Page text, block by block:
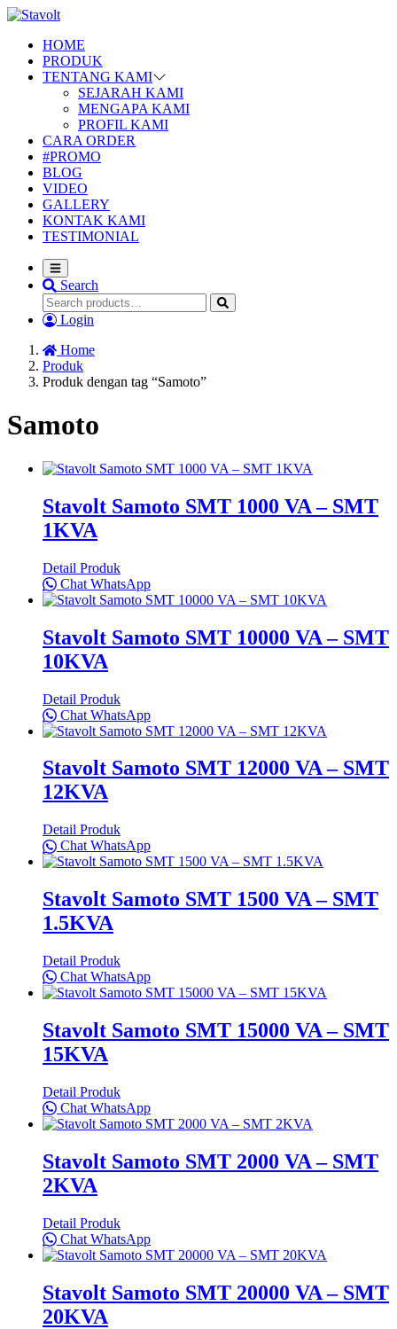
HOME
PRODUK
TENTANG KAMI
SEJARAH KAMI
MENGAPA KAMI
PROFIL KAMI
CARA ORDER
#PROMO
BLOG
VIDEO
GALLERY
KONTAK KAMI
TESTIMONIAL
Search
Login
Home
Produk
Produk dengan tag “Samoto”
Samoto
Stavolt Samoto SMT 1000 VA – SMT
1KVA
Detail Produk
Chat WhatsApp
Stavolt Samoto SMT 10000 VA – SMT
10KVA
Detail Produk
Chat WhatsApp
Stavolt Samoto SMT 12000 VA – SMT
12KVA
Detail Produk
Chat WhatsApp
Stavolt Samoto SMT 1500 VA – SMT
1.5KVA
Detail Produk
Chat WhatsApp
Stavolt Samoto SMT 15000 VA – SMT
15KVA
Detail Produk
Chat WhatsApp
Stavolt Samoto SMT 2000 VA – SMT
2KVA
Detail Produk
Chat WhatsApp
Stavolt Samoto SMT 20000 VA – SMT
20KVA